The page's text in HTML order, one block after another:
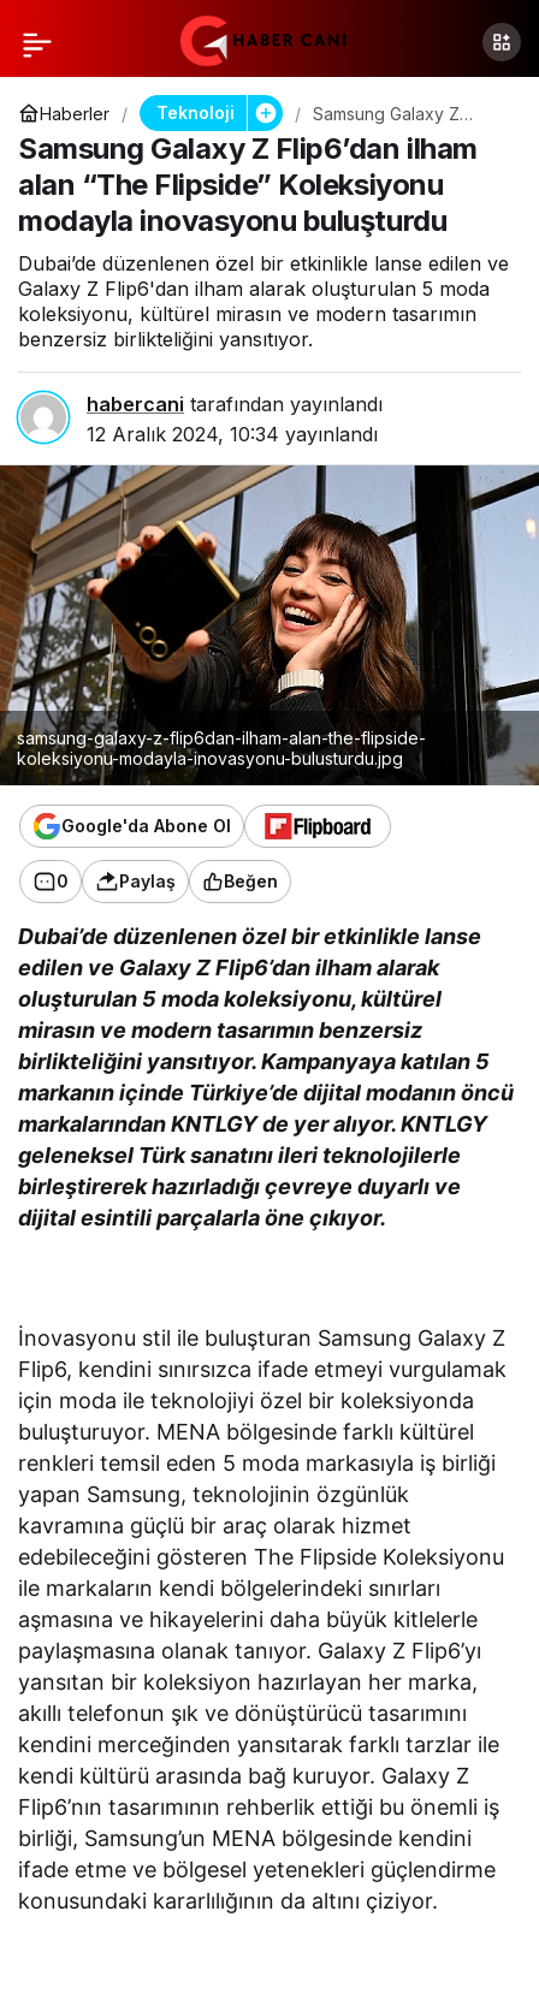
Haberler Teknoloji
Samsung Galaxy Z
Flip6’dan ilham alan
“The Flipside”
Koleksiyonu modayla
inovasyonu buluşturdu
Samsung Galaxy Z Flip6’dan ilham
alan “The Flipside” Koleksiyonu
modayla inovasyonu buluşturdu
Dubai’de düzenlenen özel bir etkinlikle lanse edilen ve
Galaxy Z Flip6'dan ilham alarak oluşturulan 5 moda
koleksiyonu, kültürel mirasın ve modern tasarımın
benzersiz birlikteliğini yansıtıyor.
habercani tarafından yayınlandı
12 Aralık 2024, 10:34 yayınlandı
samsung-galaxy-z-flip6dan-ilham-alan-the-flipside-
koleksiyonu-modayla-inovasyonu-bulusturdu.jpg
Google'da Abone Ol
0 Paylaş Beğen
Dubai’de düzenlenen özel bir etkinlikle lanse
edilen ve Galaxy Z Flip6’dan ilham alarak
oluşturulan 5 moda koleksiyonu, kültürel
mirasın ve modern tasarımın benzersiz
birlikteliğini yansıtıyor. Kampanyaya katılan 5
markanın içinde Türkiye’de dijital modanın öncü
markalarından KNTLGY de yer alıyor. KNTLGY
geleneksel Türk sanatını ileri teknolojilerle
birleştirerek hazırladığı çevreye duyarlı ve
dijital esintili parçalarla öne çıkıyor.
İnovasyonu stil ile buluşturan Samsung Galaxy Z
Flip6, kendini sınırsızca ifade etmeyi vurgulamak
için moda ile teknolojiyi özel bir koleksiyonda
buluşturuyor. MENA bölgesinde farklı kültürel
renkleri temsil eden 5 moda markasıyla iş birliği
yapan Samsung, teknolojinin özgünlük
kavramına güçlü bir araç olarak hizmet
edebileceğini gösteren The Flipside Koleksiyonu
ile markaların kendi bölgelerindeki sınırları
aşmasına ve hikayelerini daha büyük kitlelerle
paylaşmasına olanak tanıyor. Galaxy Z Flip6’yı
yansıtan bir koleksiyon hazırlayan her marka,
akıllı telefonun şık ve dönüştürücü tasarımını
kendini merceğinden yansıtarak farklı tarzlar ile
kendi kültürü arasında bağ kuruyor. Galaxy Z
Flip6’nın tasarımının rehberlik ettiği bu önemli iş
birliği, Samsung’un MENA bölgesinde kendini
ifade etme ve bölgesel yetenekleri güçlendirme
konusundaki kararlılığının da altını çiziyor.